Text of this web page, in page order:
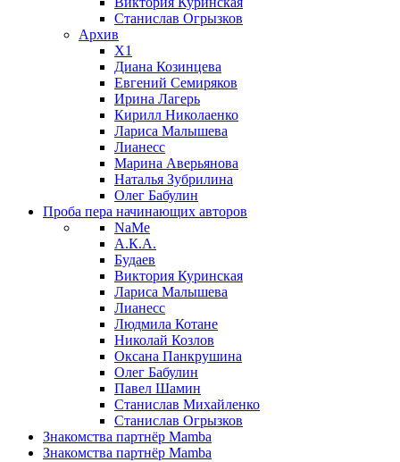
Станислав Огрызков
Архив
X1
Диана Козинцева
Евгений Семиряков
Ирина Лагерь
Кирилл Николаенко
Лариса Малышева
Лианесс
Марина Аверьянова
Наталья Зубрилина
Олег Бабулин
Проба пера начинающих авторов
NaMe
А.К.А.
Будаев
Виктория Куринская
Лариса Малышева
Лианесс
Людмила Котане
Николай Козлов
Оксана Панкрушина
Олег Бабулин
Павел Шамин
Станислав Михайленко
Станислав Огрызков
Знакомства партнёр Mamba
Знакомства партнёр Mamba